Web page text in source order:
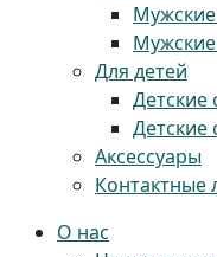
Для детей
Детские
Аксессуары
Контактные
О нас